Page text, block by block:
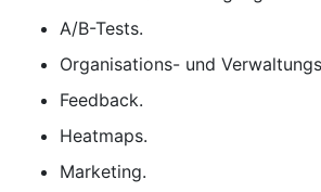
A/B-Tests.
Organisations- und
Feedback.
Heatmaps.
Marketing.